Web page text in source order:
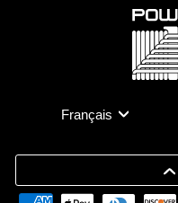
Langue
Français